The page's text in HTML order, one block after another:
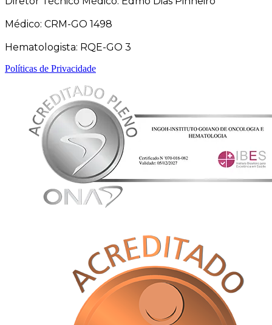
Médico: CRM-GO 1498
Hematologista: RQE-GO 3
Políticas de Privacidade